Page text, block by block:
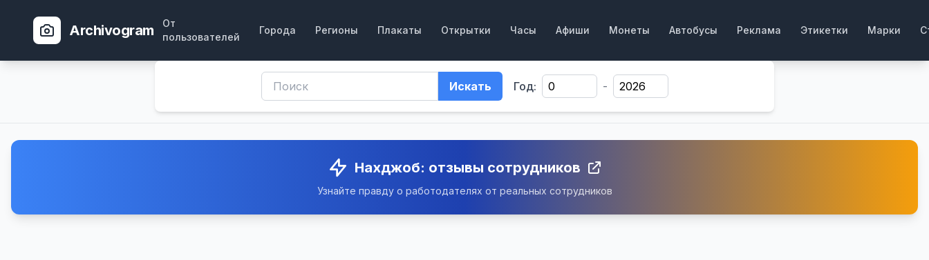
Archivogram
От
пользователей
Города Регионы Плакаты Открытки Часы Афиши Монеты Автобусы Реклама Этикетки Марки
Искать Год: -
Нахджоб: отзывы сотрудников
Узнайте правду о работодателях от реальных сотрудников